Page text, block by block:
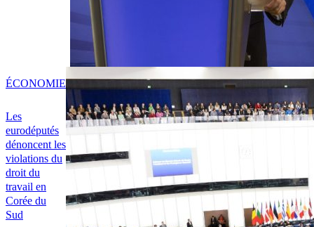
Les
eurodéputés
dénoncent les
violations du
droit du
travail en
Corée du
Sud
ÉCONOMIE